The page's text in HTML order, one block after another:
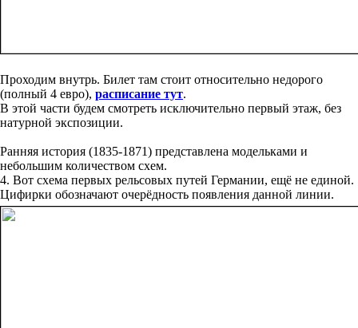
Проходим внутрь. Билет там стоит относительно недорого
(полный 4 евро), расписание тут.
В этой части будем смотреть исключительно первый этаж, без
натурной экспозиции.
Ранняя история (1835-1871) представлена модельками и
небольшим количеством схем.
4. Вот схема первых рельсовых путей Германии, ещё не единой.
Цифирки обозначают очерёдность появления данной линии.